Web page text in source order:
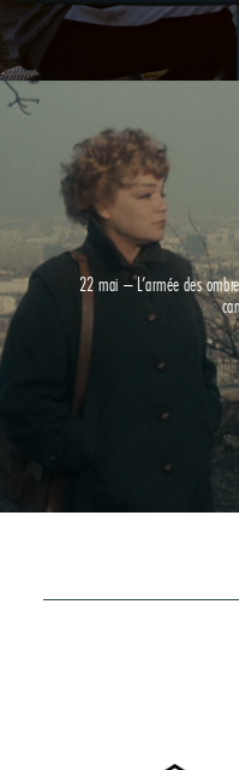
22 mai – L’armée des